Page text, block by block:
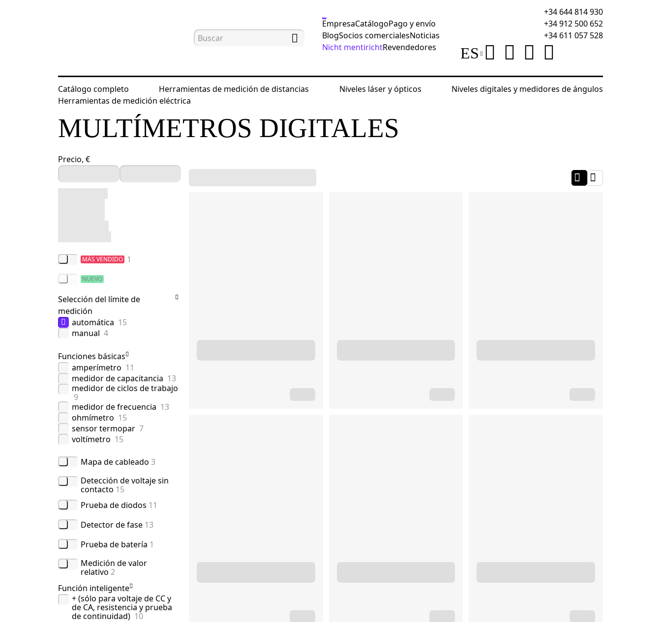
EmpresaCatálogoPago y envío
BlogSocios comercialesNoticias
Nicht mentirichtRevendedores
+34 644 814 930
+34 912 500 652
+34 611 057 528
ES
Catálogo completo Herramientas de medición de distancias Niveles láser y ópticos
Niveles digitales y medidores de ángulos
Herramientas de medición eléctrica
Inicio Catálogo Herramientas de medición eléctrica Multímetros digitales
MULTÍMETROS DIGITALES
Precio, €
MÁS VENDIDO 1
NUEVO
Selección del límite de
medición
automática 15
manual 4
Funciones básicas
amperímetro 11
medidor de capacitancia 13
medidor de ciclos de trabajo
9
medidor de frecuencia 13
ohmímetro 15
sensor termopar 7
voltímetro 15
Mapa de cableado 3
Detección de voltaje sin
contacto 15
Prueba de diodos 11
Detector de fase 13
Prueba de batería 1
Medición de valor
relativo 2
Función inteligente
+ (sólo para voltaje de CC y
de CA, resistencia y prueba
de continuidad) 10